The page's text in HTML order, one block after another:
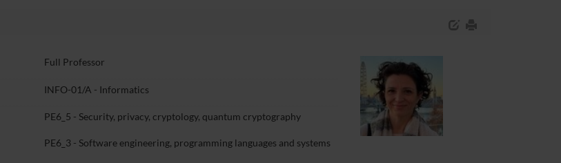
Full Professor
INFO-01/A - Informatics
PE6_5 - Security, privacy, cryptology, quantum cryptography
PE6_3 - Software engineering, programming languages and systems